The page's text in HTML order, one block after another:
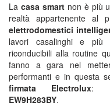
La casa smartnon è più
realtà appartenente al
elettrodomestici
lavori casalinghi e
riconducibili alla routine
fanno a gara nel
performanti e in questa
firmata Electrolux:
EW9H283BY.